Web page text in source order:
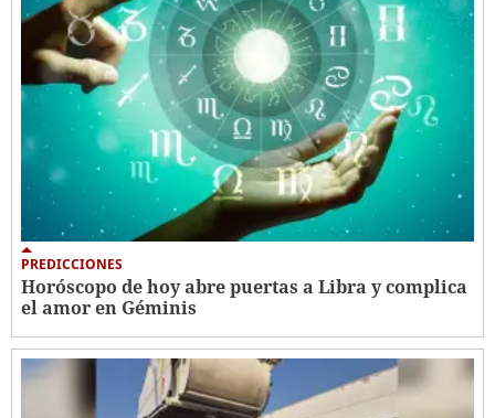
PREDICCIONES
Horóscopo de hoy abre puertas a Libra y complica
el amor en Géminis